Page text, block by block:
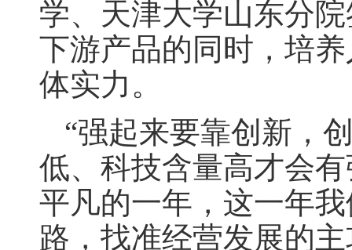
学、天津大学山东分
下游产品的同时，培
体实力。
“强起来要靠创新，
低、科技含量高才会
平凡的一年，这一年
路，找准经营发展的